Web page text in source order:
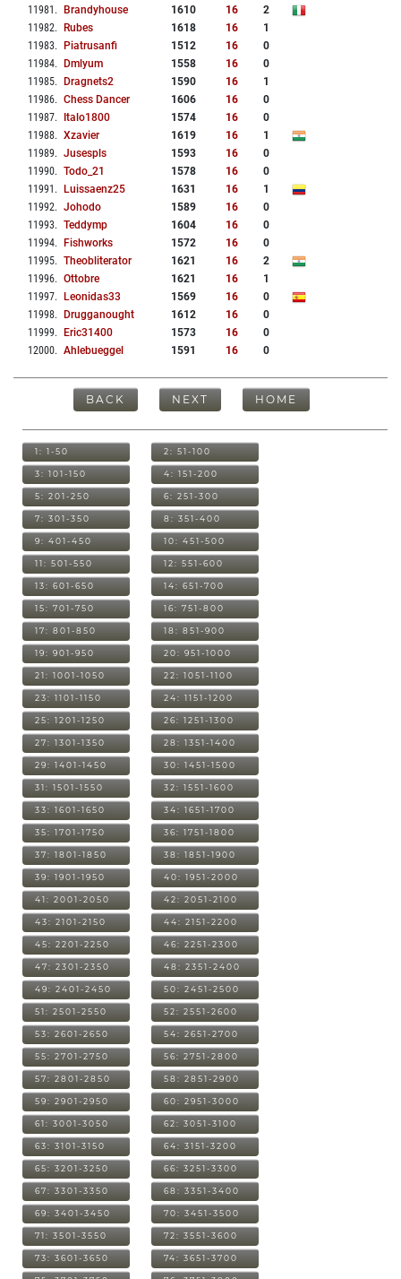
11981 . Brandyhouse 1610 16
2
11982. Rubes 1618 16
1
11983. Piatrusanfi 1512 16
0
11984. Dmlyum 1558 16
0
11985. Dragnets2 1590 16
1
11986. Chess Dancer 1606 16
0
11987. Italo1800 1574 16
0
11988. Xzavier 1619 16
1
11989. Jusespls 1593 16
0
11990. Todo_21 1578 16
0
11991 . Luissaenz25 1631 16
1
11992. Johodo 1589 16
0
11993. Teddymp 1604 16
0
11994. Fishworks 1572 16
0
11995. Theobliterator 1621 16
2
11996. Ottobre 1621 16
1
11997. Leonidas33 1569 16
0
11998. Drugganought 1612 16
0
11999. Eric31400 1573 16
0
12000. Ahlebueggel 1591 16 0
BACK NEXT HOME
1: 1-50 2: 51-100
3: 101-150 4: 151-200
5: 201-250 6: 251-300
7: 301-350 8: 351-400
9: 401-450 10: 451-500
11: 501-550 12: 551-600
13: 601-650 14: 651-700
15: 701-750 16: 751-800
17: 801-850 18: 851-900
19: 901-950 20: 951-1000
21: 1001-1050 22: 1051-1100
23: 1101-1150 24: 1151-1200
25: 1201-1250 26: 1251-1300
27: 1301-1350 28: 1351-1400
29: 1401-1450 30: 1451-1500
31: 1501-1550 32: 1551-1600
33: 1601-1650 34: 1651-1700
35: 1701-1750 36: 1751-1800
37: 1801-1850 38: 1851-1900
39: 1901-1950 40: 1951-2000
41: 2001-2050 42: 2051-2100
43: 2101-2150 44: 2151-2200
45: 2201-2250 46: 2251-2300
47: 2301-2350 48: 2351-2400
49: 2401-2450 50: 2451-2500
51: 2501-2550 52: 2551-2600
53: 2601-2650 54: 2651-2700
55: 2701-2750 56: 2751-2800
57: 2801-2850 58: 2851-2900
59: 2901-2950 60: 2951-3000
61: 3001-3050 62: 3051-3100
63: 3101-3150 64: 3151-3200
65: 3201-3250 66: 3251-3300
67: 3301-3350 68: 3351-3400
69: 3401-3450 70: 3451-3500
71: 3501-3550 72: 3551-3600
73: 3601-3650 74: 3651-3700